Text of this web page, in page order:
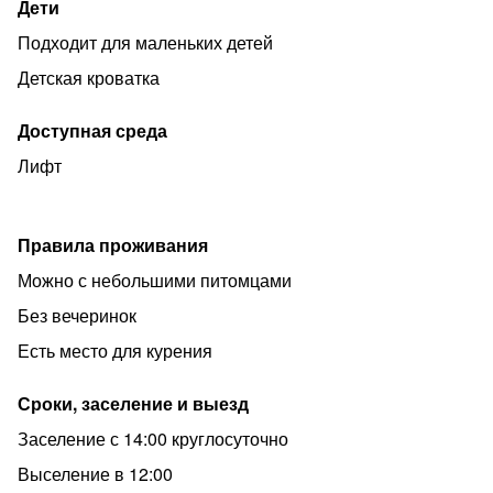
Дети
Подходит для маленьких детей
Детская кроватка
Доступная среда
Лифт
Правила проживания
Можно с небольшими питомцами
Без вечеринок
Есть место для курения
Сроки, заселение и выезд
Заселение с 14:00 круглосуточно
Выселение в 12:00